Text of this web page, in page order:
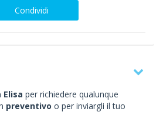
Condividi
Elisa per richiedere qualunque
preventivo o per inviargli il tuo